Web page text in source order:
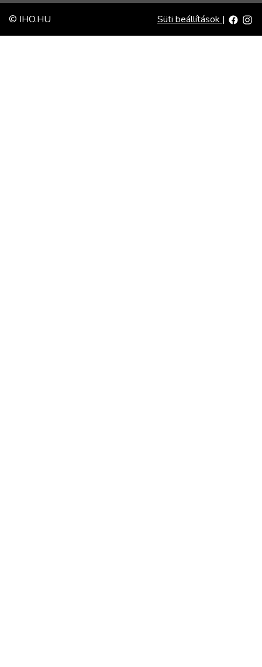
© IHO.HU Süti beállítások |